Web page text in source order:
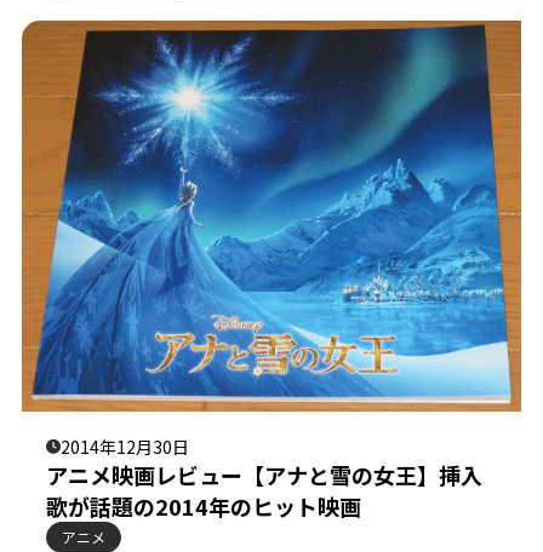
2014年12月30日
アニメ映画レビュー【アナと雪の女王】挿入
歌が話題の2014年のヒット映画
アニメ